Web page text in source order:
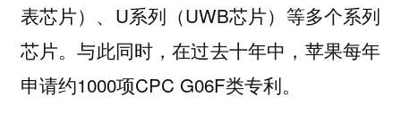
表芯片）、U系列（UWB芯片）等多个系列
芯片。与此同时，在过去十年中，苹果每年
申请约1000项CPC G06F类专利。